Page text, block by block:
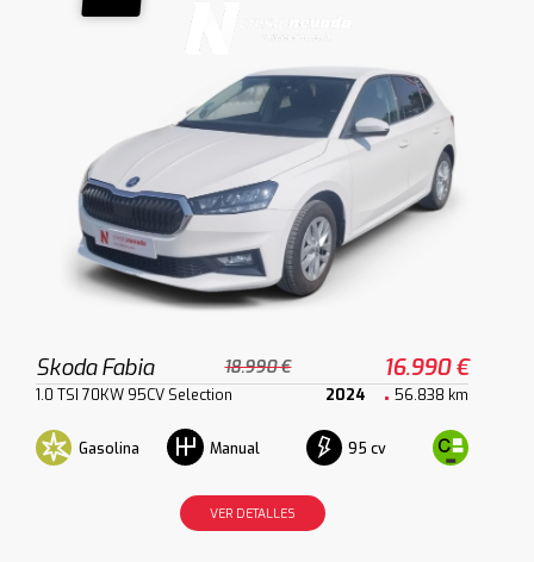
Skoda Fabia 18.990 € 16.990 €
1.0 TSI 70KW 95CV Selection 2024 56.838 km
Gasolina Manual 95 cv
VER DETALLES